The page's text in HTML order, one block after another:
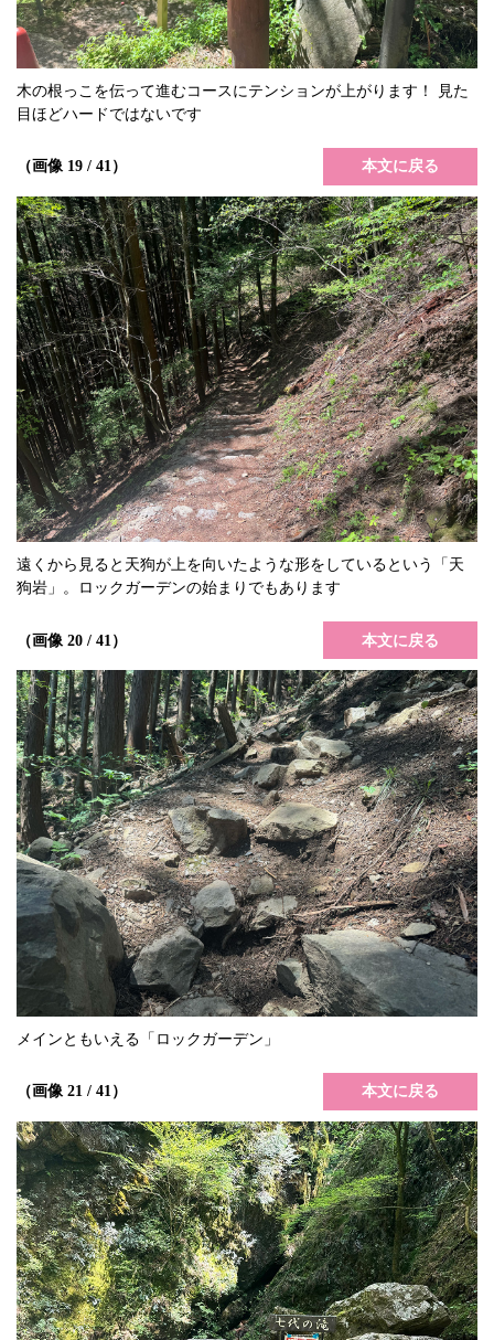
木の根っこを伝って進むコースにテンションが上がります！ 見た
目ほどハードではないです
（画像 19 / 41） 本文に戻る
遠くから見ると天狗が上を向いたような形をしているという「天
狗岩」。ロックガーデンの始まりでもあります
（画像 20 / 41） 本文に戻る
メインともいえる「ロックガーデン」
（画像 21 / 41） 本文に戻る